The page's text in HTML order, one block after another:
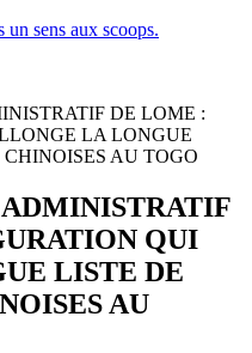
DE LOME :
LA LONGUE
AU TOGO
QUI
LISTE DE
AU